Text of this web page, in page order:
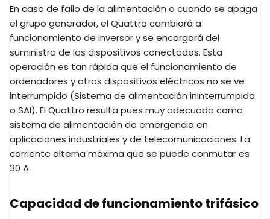
En caso de fallo de la alimentación o cuando se apaga
el grupo generador, el Quattro cambiará a
funcionamiento de inversor y se encargará del
suministro de los dispositivos conectados. Esta
operación es tan rápida que el funcionamiento de
ordenadores y otros dispositivos eléctricos no se ve
interrumpido (Sistema de alimentación ininterrumpida
o SAI). El Quattro resulta pues muy adecuado como
sistema de alimentación de emergencia en
aplicaciones industriales y de telecomunicaciones. La
corriente alterna máxima que se puede conmutar es
30 A.
Capacidad de funcionamiento trifásico